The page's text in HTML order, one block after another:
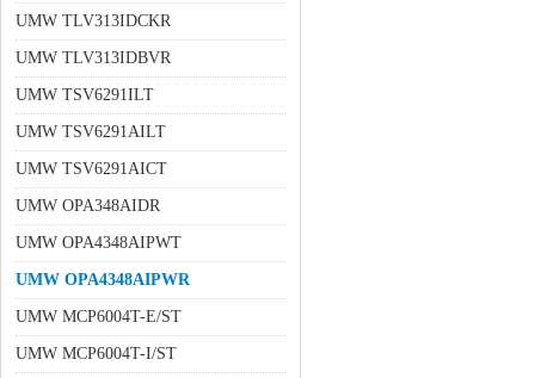
UMW TLV313IDCKR
UMW TLV313IDBVR
UMW TSV6291ILT
UMW TSV6291AILT
UMW TSV6291AICT
UMW OPA348AIDR
UMW OPA4348AIPWT
UMW OPA4348AIPWR
UMW MCP6004T-E/ST
UMW MCP6004T-I/ST